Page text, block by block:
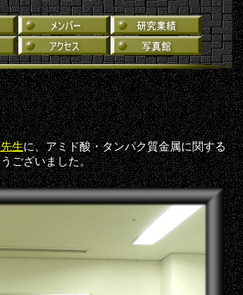
生に、アミド酸・タンパク質金属に関する
ございました。